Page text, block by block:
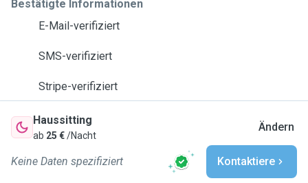
Bestätigte Informationen
E-Mail-verifiziert
SMS-verifiziert
Stripe-verifiziert
Haussitting
ab 25 €/Nacht
Ändern
Keine Daten spezifiziert Kontaktiere